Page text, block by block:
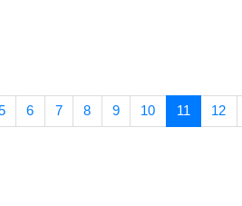
6 7 8 9 10 11 12